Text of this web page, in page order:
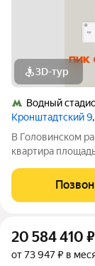
3D-тур
Водный
Кронштадтский 9
В Головинском
квартира
расположение 3
стадион». 2
20 584 410 ₽
от 73 947 ₽ в